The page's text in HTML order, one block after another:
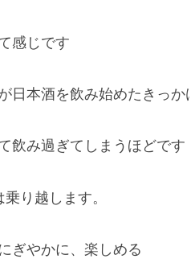
感じです
日本酒を飲み始めたきっ
飲み過ぎてしまうほどです
り越します。
ぎやかに、楽しめる